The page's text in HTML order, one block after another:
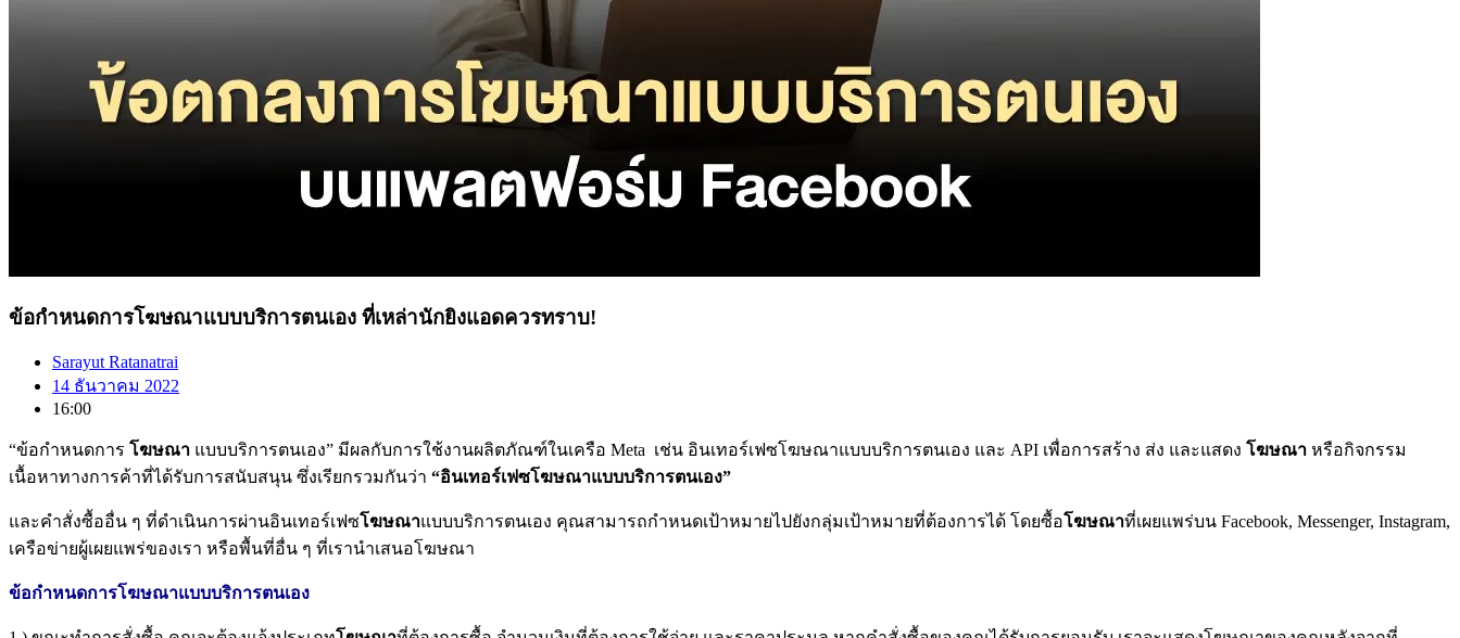
ข้อกำหนดการโฆษณาแบบบริการตนเอง ที่เหล่านักยิงแอดควรทราบ!
Sarayut Ratanatrai
14 ธันวาคม 2022
16:00
“ข้อกำหนดการ โฆษณา แบบบริการตนเอง” มีผลกับการใช้งานผลิตภัณฑ์ในเครือ Meta เช่น อินเทอร์เฟซโฆษณาแบบบริการตนเอง และ API เพื่อการสร้าง ส่ง และแสดง โฆษณา หรือกิจกรรม
เนื้อหาทางการค้าที่ได้รับการสนับสนุน ซึ่งเรียกรวมกันว่า “อินเทอร์เฟซโฆษณาแบบบริการตนเอง”
และคำสั่งซื้ออื่น ๆ ที่ดำเนินการผ่านอินเทอร์เฟซโฆษณาแบบบริการตนเอง คุณสามารถกำหนดเป้าหมายไปยังกลุ่มเป้าหมายที่ต้องการได้ โดยซื้อโฆษณาที่เผยแพร่บน Facebook, Messenger, Instagram,
เครือข่ายผู้เผยแพร่ของเรา หรือพื้นที่อื่น ๆ ที่เรานำเสนอโฆษณา
ข้อกำหนดการโฆษณาแบบบริการตนเอง